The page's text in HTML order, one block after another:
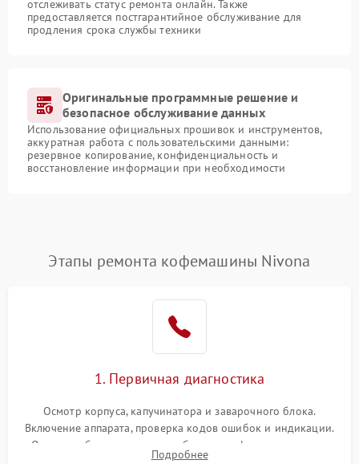
отслеживать статус ремонта онлайн. Также
предоставляется постгарантийное обслуживание для
продления срока службы техники
Оригинальные программные решение и
безопасное обслуживание данных
Использование официальных прошивок и инструментов,
аккуратная работа с пользовательскими данными:
резервное копирование, конфиденциальность и
восстановление информации при необходимости
Этапы ремонта кофемашины Nivona
1. Первичная диагностика
Осмотр корпуса, капучинатора и заварочного блока.
Включение аппарата, проверка кодов ошибок и индикации.
Оценка работы помпы, термоблока и кофемолки на слух.
Подробнее